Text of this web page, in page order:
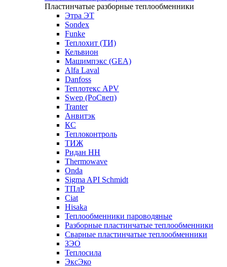
Пластинчатые разборные теплообменники
Этра ЭТ
Sondex
Funke
Теплохит (ТИ)
Кельвион
Машимпэкс (GEA)
Alfa Laval
Danfoss
Теплотекс APV
Swep (РоСвеп)
Tranter
Анвитэк
КС
Теплоконтроль
ТИЖ
Ридан НН
Thermowave
Onda
Sigma API Schmidt
ТПлР
Ciat
Hisaka
Теплообменники пароводяные
Разборные пластинчатые теплообменники
Сварные пластинчатые теплообменники
ЗЭО
Теплосила
ЭксЭко